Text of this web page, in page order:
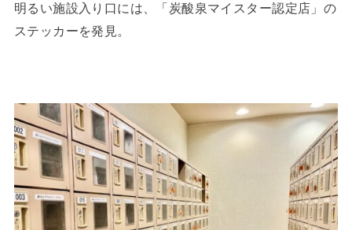
明るい施設入り口には、「炭酸泉マイスター認定店」の
ステッカーを発見。